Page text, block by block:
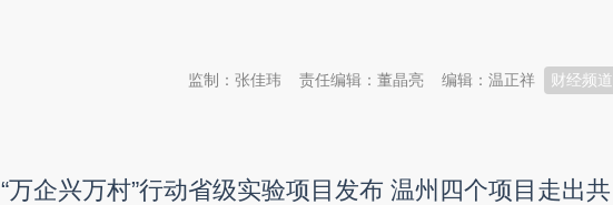
财经频道
编辑：温正祥
责任编辑：董晶亮
监制：张佳玮
“万企兴万村”行动省级实验项目发布 温州四个项目走出共